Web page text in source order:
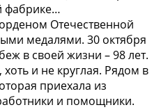
фабрике…
Отечественной
медалями. 30 октября
в своей жизни – 98 лет.
хоть и не круглая. Рядом в
приехала из
и помощники.